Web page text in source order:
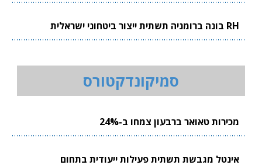
RH בונה ברומניה תשתית ייצור ביטחוני ישראלית
סמיקונדקטורס
מכירות טאואר ברבעון צמחו ב-24%
אינטל מגבשת תשתית פעילות ייעודית בתחום